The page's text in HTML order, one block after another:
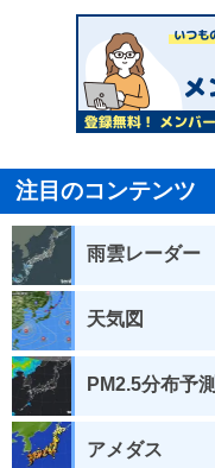
注目のコンテンツ
雨雲レーダー
天気図
PM2.5分布予測
アメダス